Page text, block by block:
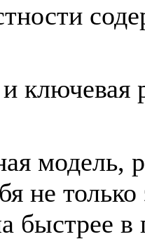
модель,
не
быстрее